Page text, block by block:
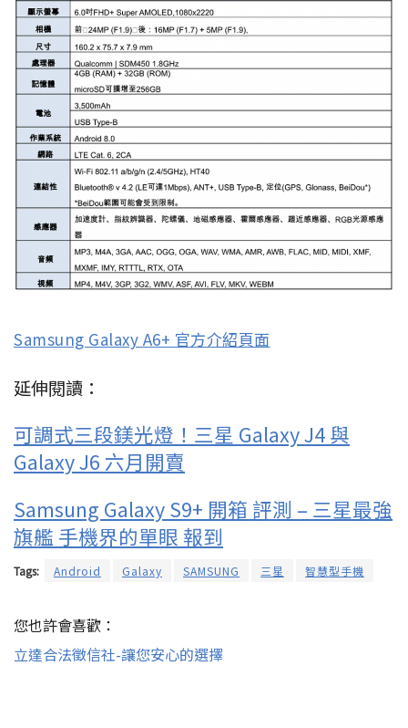
Samsung Galaxy A6+ 官方介紹頁面
延伸閱讀：
可調式三段鎂光燈！三星 Galaxy J4 與
Galaxy J6 六月開賣
Samsung Galaxy S9+ 開箱 評測 – 三星最強
旗艦 手機界的單眼 報到
Tags: Android Galaxy SAMSUNG 三星 智慧型手機
您也許會喜歡：
立達合法徵信社-讓您安心的選擇